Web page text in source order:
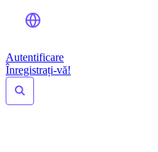
Autentificare
Înregistrați-vă!